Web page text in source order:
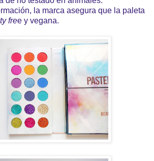
la marca asegura que la paleta
free y vegana.